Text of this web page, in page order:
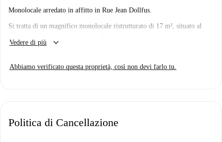
Monolocale arredato in affitto in Rue Jean Dollfus.
Si tratta di un magnifico monolocale ristrutturato di 17 m², situato al
piano terra di un edificio sicuro. È composto da:
Una cucina a vista attrezzata con frigorifero, forno, piano cottura a
Lenzuola e asciugamani
Vedere di più keyboard_arrow_down
Abbiamo verificato questa proprietà, così non devi farlo tu.
Politica di Cancellazione